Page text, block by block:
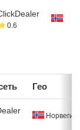
0.6
Гео
Норвегия